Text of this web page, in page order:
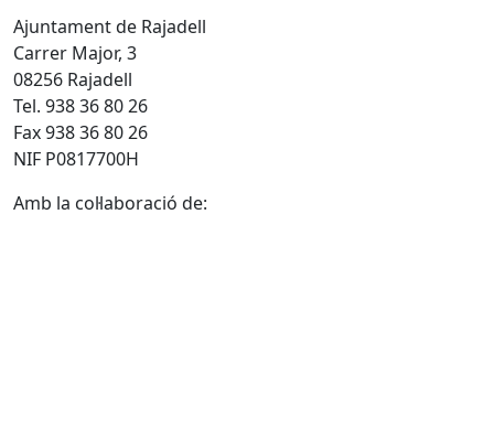
Ajuntament de Rajadell
Carrer Major, 3
08256 Rajadell
Tel. 938 36 80 26
Fax 938 36 80 26
NIF P0817700H
Amb la col·laboració de: